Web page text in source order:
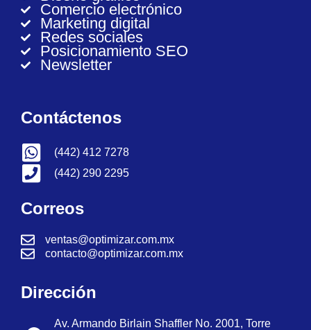
Comercio electrónico
Marketing digital
Redes sociales
Posicionamiento SEO
Newsletter
Contáctenos
(442) 412 7278
(442) 290 2295
Correos
ventas@optimizar.com.mx
contacto@optimizar.com.mx
Dirección
Av. Armando Birlain Shaffler No. 2001, Torre